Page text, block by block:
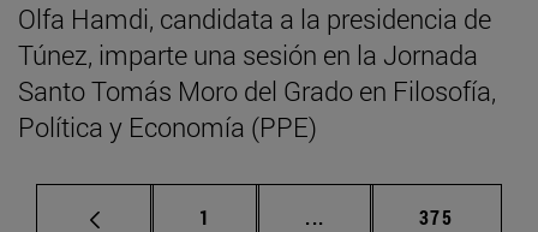
Olfa Hamdi, candidata a la presidencia de
Túnez, imparte una sesión en la Jornada
Santo Tomás Moro del Grado en Filosofía,
Política y Economía (PPE)
Página
1 ... Páginas intermedias
Página
375